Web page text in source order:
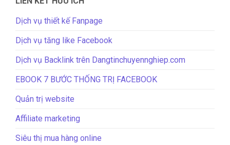
Dịch vụ thiết kế Fanpage
Dịch vụ tăng like Facebook
Dịch vụ Backlink trên Dangtinchuyennghiep.com
EBOOK 7 BƯỚC THỐNG TRỊ FACEBOOK
Quản trị website
Affiliate marketing
Siêu thị mua hàng online